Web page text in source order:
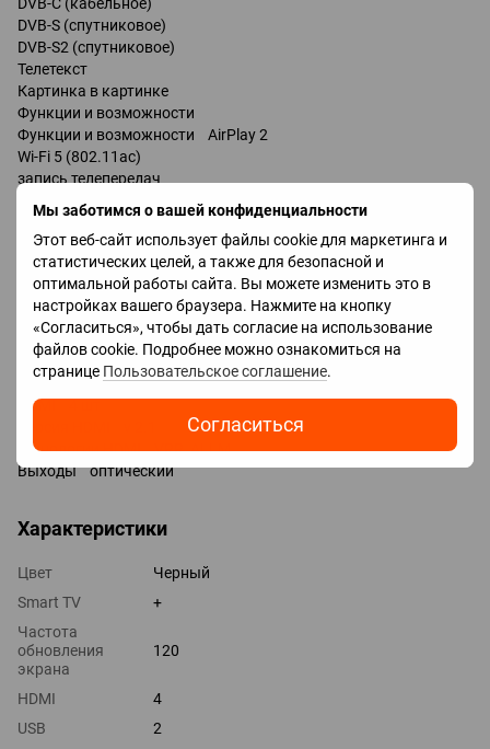
Мы заботимся о вашей конфиденциальности
Этот веб-сайт использует файлы cookie для маркетинга и
статистических целей, а также для безопасной и
оптимальной работы сайта. Вы можете изменить это в
настройках вашего браузера. Нажмите на кнопку
«Согласиться», чтобы дать согласие на использование
файлов cookie. Подробнее можно ознакомиться на
странице Пользовательское соглашение.
Согласиться
DVB-S (спутниковое)
DVB-S2 (спутниковое)
Телетекст
Картинка в картинке
Функции и возможности
Функции и возможности AirPlay 2
Wi-Fi 5 (802.11ac)
запись телепередач
Bluetooth v 5.0
поддержка DLNA
управление голосом
мультимедийный (аэропульт)
Разъемы
Входы USB 2 шт
LAN
HDMI 4 шт
Технологии HDMI VRR, ALLM
Выходы оптический
Характеристики
Цвет
Черный
Smart TV
+
Частота
обновления
экрана
120
HDMI
4
USB
2